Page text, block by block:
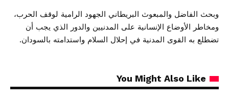
وبحث الفاضل والمبعوث البريطاني الجهود الرامية لوقف الحرب،
ومخاطر الأوضاع الإنسانية على المدنيين والدور الذي يجب أن
تضطلع به القوى المدنية في إحلال السلام واستدامته بالسودان.
You Might Also Like